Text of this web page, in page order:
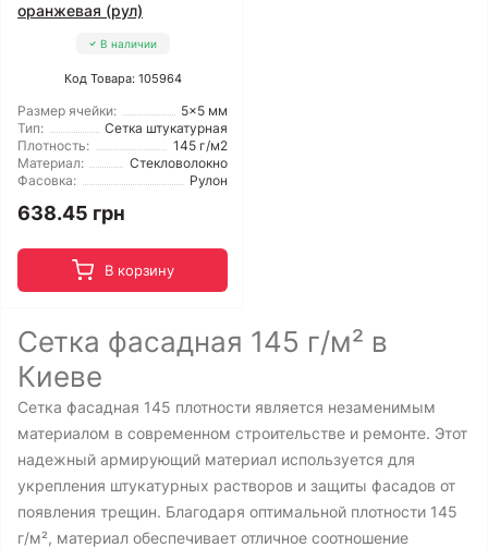
оранжевая (рул)
В наличии
Код Товара: 105964
Размер ячейки:
5x5 мм
Тип:
Сетка штукатурная
Плотность:
145 г/м2
Материал:
Стекловолокно
Фасовка:
Рулон
638.45 грн
В корзину
Сетка фасадная 145 г/м² в
Киеве
Сетка фасадная 145 плотности является незаменимым
материалом в современном строительстве и ремонте. Этот
надежный армирующий материал используется для
укрепления штукатурных растворов и защиты фасадов от
появления трещин. Благодаря оптимальной плотности 145
г/м², материал обеспечивает отличное соотношение